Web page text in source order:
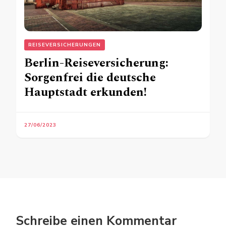
REISEVERSICHERUNGEN
Berlin-Reiseversicherung:
Sorgenfrei die deutsche
Hauptstadt erkunden!
27/06/2023
Schreibe einen Kommentar